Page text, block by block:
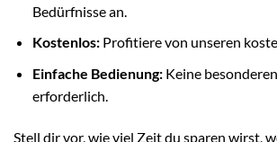
Bedürfnisse an.
Kostenlos:Profitiere von unseren
Einfache Bedienung:Keine
erforderlich.
Stell dir vor, wie viel Zeit du sparen wirst,